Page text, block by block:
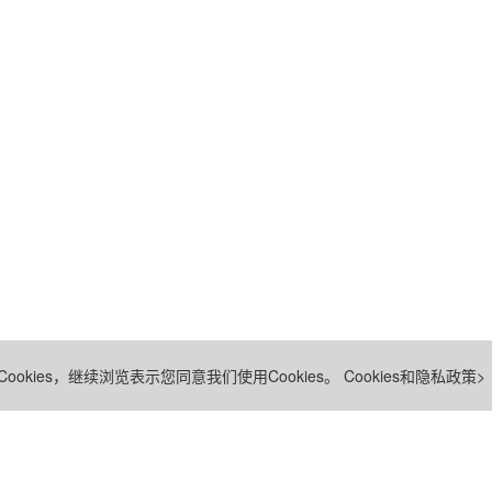
，继续浏览表示您同意我们使用Cookies。 Cookies和隐私政策>